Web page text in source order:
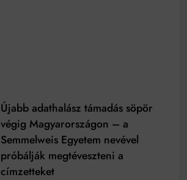
Újabb adathalász támadás söpör
végig Magyarországon – a
Semmelweis Egyetem nevével
próbálják megtéveszteni a
címzetteket